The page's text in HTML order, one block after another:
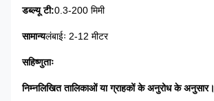
डब्ल्यू टी:0.3-200 मिमी
सामान्यलंबाईः 2-12 मीटर
सहिष्णुताः
निम्नलिखित तालिकाओं या ग्राहकों के अनुरोध के अनुसार।